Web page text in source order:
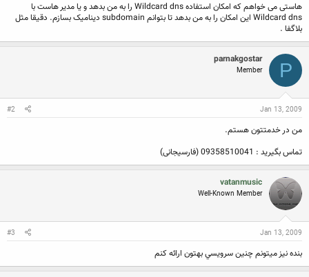
و
ع
هاستی می خواهم که امکان استفاده Wildcard dns را به من بدهد و یا مدیر هاست با
Wildcard dns این امکان را به من بدهد تا بتوانم subdomain دینامیک بسازم. دقیقا مثل
بلاگفا .
P
parnakgostar
Member
Jan 13, 2009
#2
من در خدمتتون هستم.
تماس بگیرید : 09358510041 (فارسیجانی)
vatanmusic
Well-Known Member
Jan 13, 2009
#3
بنده نيز ميتونم چنين سرويسي بهتون ارائه كنم